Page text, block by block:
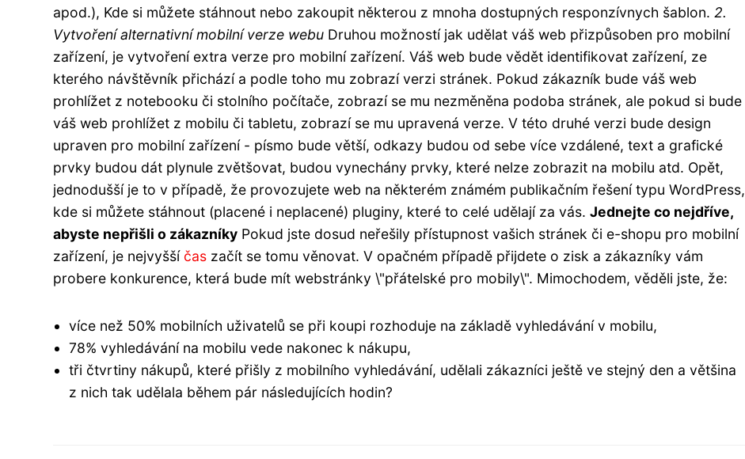
apod.), Kde si můžete stáhnout nebo zakoupit některou z mnoha dostupných responzívnych šablon. 2.
Vytvoření alternativní mobilní verze webu Druhou možností jak udělat váš web přizpůsoben pro mobilní
zařízení, je vytvoření extra verze pro mobilní zařízení. Váš web bude vědět identifikovat zařízení, ze
kterého návštěvník přichází a podle toho mu zobrazí verzi stránek. Pokud zákazník bude váš web
prohlížet z notebooku či stolního počítače, zobrazí se mu nezměněna podoba stránek, ale pokud si bude
váš web prohlížet z mobilu či tabletu, zobrazí se mu upravená verze. V této druhé verzi bude design
upraven pro mobilní zařízení - písmo bude větší, odkazy budou od sebe více vzdálené, text a grafické
prvky budou dát plynule zvětšovat, budou vynechány prvky, které nelze zobrazit na mobilu atd. Opět,
jednodušší je to v případě, že provozujete web na některém známém publikačním řešení typu WordPress,
kde si můžete stáhnout (placené i neplacené) pluginy, které to celé udělají za vás. Jednejte co nejdříve,
abyste nepřišli o zákazníky Pokud jste dosud neřešily přístupnost vašich stránek či e-shopu pro mobilní
zařízení, je nejvyšší čas začít se tomu věnovat. V opačném případě přijdete o zisk a zákazníky vám
probere konkurence, která bude mít webstránky \"přátelské pro mobily\". Mimochodem, věděli jste, že:
více než 50% mobilních uživatelů se při koupi rozhoduje na základě vyhledávání v mobilu,
78% vyhledávání na mobilu vede nakonec k nákupu,
tři čtvrtiny nákupů, které přišly z mobilního vyhledávání, udělali zákazníci ještě ve stejný den a většina
z nich tak udělala během pár následujících hodin?